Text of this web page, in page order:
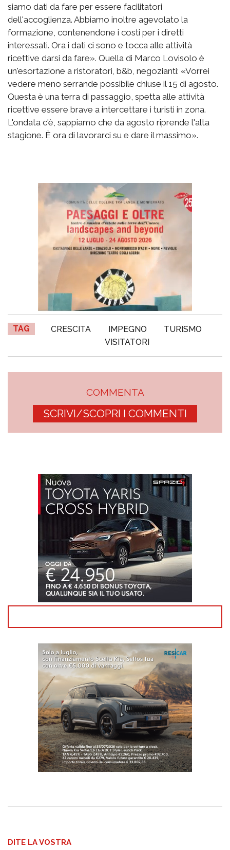
siamo dati da fare per essere facilitatori
dell'accoglienza. Abbiamo inoltre agevolato la
formazione, contenendone i costi per i diretti
interessati. Ora i dati ci sono e tocca alle attività
ricettive darsi da fare». Quella di Marco Lovisolo è
un'esortazione a ristoratori, b&b, negozianti: «Vorrei
vedere meno serrande possibile chiuse il 15 di agosto.
Questa è una terra di passaggio, spetta alle attività
ricettive essere brave a intercettare i turisti in zona.
L'ondata c'è, sappiamo che da agosto riprende l'alta
stagione. È ora di lavorarci su e dare il massimo».
TAG CRESCITA IMPEGNO
TURISMO
VISITATORI
COMMENTA
SCRIVI/SCOPRI I COMMENTI
DITE LA VOSTRA